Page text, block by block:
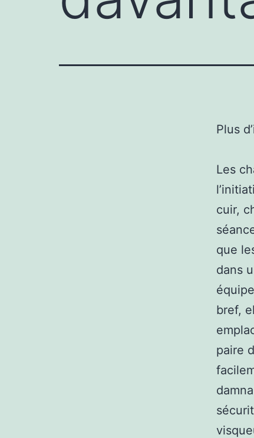
Plus
Les
cuir,
que
dans
bref,
paire